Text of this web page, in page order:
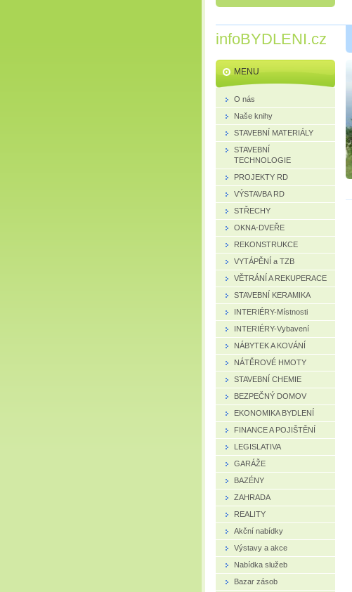
infoBYDLENI.cz
MENU
O nás
Naše knihy
STAVEBNÍ MATERIÁLY
STAVEBNÍ
TECHNOLOGIE
PROJEKTY RD
VÝSTAVBA RD
STŘECHY
OKNA-DVEŘE
REKONSTRUKCE
VYTÁPĚNÍ a TZB
VĚTRÁNÍ A REKUPERACE
STAVEBNÍ KERAMIKA
INTERIÉRY-Místnosti
INTERIÉRY-Vybavení
NÁBYTEK A KOVÁNÍ
NÁTĚROVÉ HMOTY
STAVEBNÍ CHEMIE
BEZPEČNÝ DOMOV
EKONOMIKA BYDLENÍ
FINANCE A POJIŠTĚNÍ
LEGISLATIVA
GARÁŽE
BAZÉNY
ZAHRADA
REALITY
Akční nabídky
Výstavy a akce
Nabídka služeb
Bazar zásob